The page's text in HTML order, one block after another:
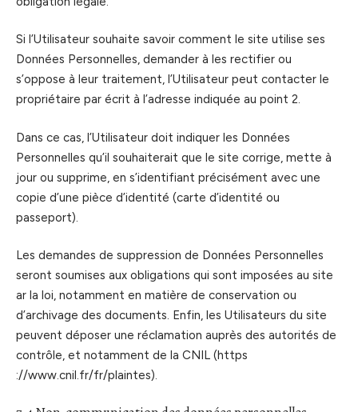
Si l’Utilisateur souhaite savoir comment le site utilise ses
Données Personnelles, demander à les rectifier ou
s’oppose à leur traitement, l’Utilisateur peut contacter le
propriétaire par écrit à l’adresse indiquée au point 2.
Dans ce cas, l’Utilisateur doit indiquer les Données
Personnelles qu’il souhaiterait que le site corrige, mette à
jour ou supprime, en s’identifiant précisément avec une
copie d’une pièce d’identité (carte d’identité ou
passeport).
Les demandes de suppression de Données Personnelles
seront soumises aux obligations qui sont imposées au site
ar la loi, notamment en matière de conservation ou
d’archivage des documents. Enfin, les Utilisateurs du site
peuvent déposer une réclamation auprès des autorités de
contrôle, et notamment de la CNIL (https
://www.cnil.fr/fr/plaintes).